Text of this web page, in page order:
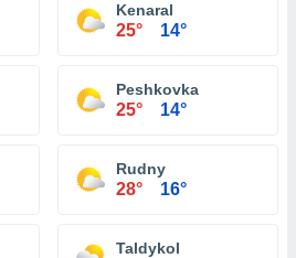
Kenaral
25° 14°
Peshkovka
25° 14°
Rudny
28° 16°
Taldykol